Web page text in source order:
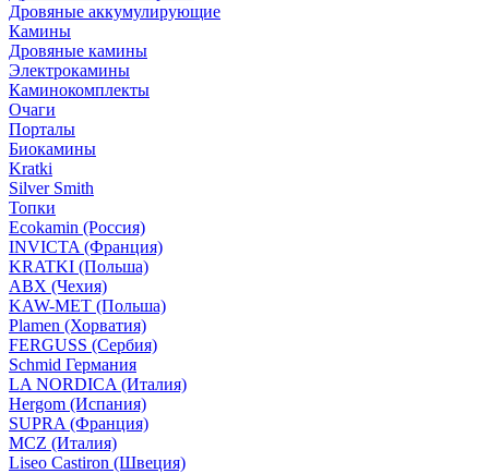
Дровяные аккумулирующие
Камины
Дровяные камины
Электрокамины
Каминокомплекты
Очаги
Порталы
Биокамины
Kratki
Silver Smith
Топки
Ecokamin (Россия)
INVICTA (Франция)
KRATKI (Польша)
ABX (Чехия)
KAW-MET (Польша)
Plamen (Хорватия)
FERGUSS (Сербия)
Schmid Германия
LA NORDICA (Италия)
Hergom (Испания)
SUPRA (Франция)
MCZ (Италия)
Liseo Castiron (Швеция)